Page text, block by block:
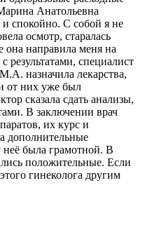
Анатольевна
и спокойно. С собой я не
осмотр, старалась
она направила меня на
результатами, специалист
назначила лекарства,
от них уже был
сказала сдать анализы,
В заключении врач
их курс и
дополнительные
была грамотной. В
положительные. Если
гинеколога другим